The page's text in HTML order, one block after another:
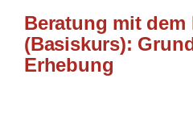
Beratung mit dem
(Basiskurs):
Erhebung